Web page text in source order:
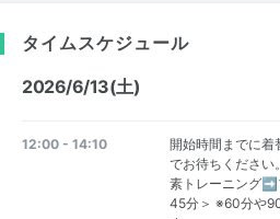
タイムスケジュール
2026/6/13(土)
12:00 - 14:10
開始時間までに着
でお待ちくださ
素トレーニング➡
45分＞ ※60分や